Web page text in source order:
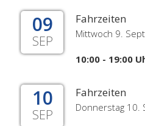
09
SEP
Fahrzeiten
Mittwoch 9.
10:00 - 19:00
10
SEP
Fahrzeiten
Donnerstag 10.